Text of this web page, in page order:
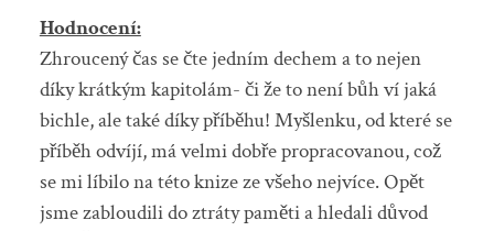
Hodnocení:
Zhroucený čas se čte jedním dechem a to nejen
díky krátkým kapitolám- či že to není bůh ví jaká
bichle, ale také díky příběhu! Myšlenku, od které se
příběh odvíjí, má velmi dobře propracovanou, což
se mi líbilo na této knize ze všeho nejvíce. Opět
jsme zabloudili do ztráty paměti a hledali důvod